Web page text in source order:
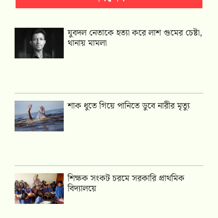
যুবদল নেতাকে হত্যা করে লাশ গুমের চেষ্টা,
থানায় মামলা
শাক ধুতে গিয়ে পানিতে ডুবে নারীর মৃত্যু
শিক্ষক সংকট চরমে সরকারি প্রাথমিক
বিদ্যালয়ে